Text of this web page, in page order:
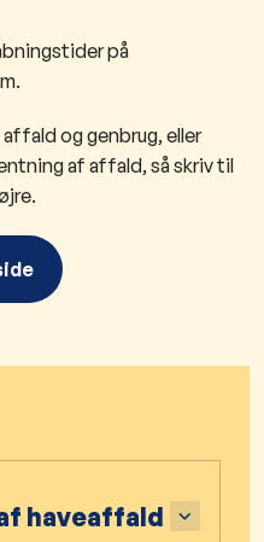
på
og genbrug, eller
af affald, så skriv til
haveaffald